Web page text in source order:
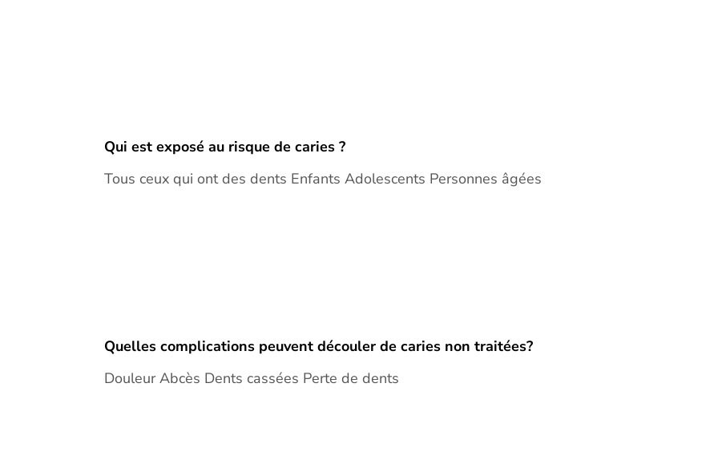
Qui est exposé au risque de caries ?
Tous ceux qui ont des dents Enfants Adolescents Personnes âgées
Quelles complications peuvent découler de caries non traitées?
Douleur Abcès Dents cassées Perte de dents